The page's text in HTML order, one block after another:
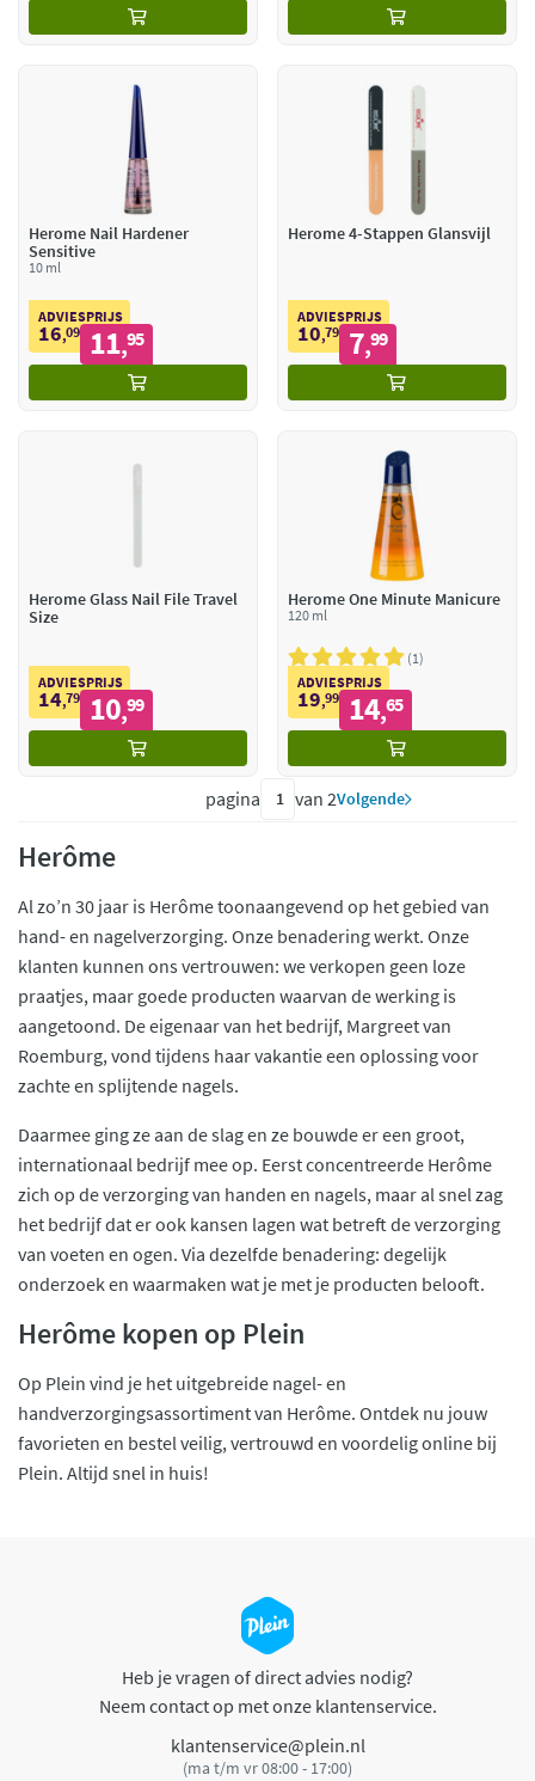
Herome Nail Hardener
Sensitive
10 ml
ADVIESPRIJS
16,09 11,95
Herome 4-Stappen Glansvijl
ADVIESPRIJS
10,79 7,99
Herome Glass Nail File Travel
Size
ADVIESPRIJS
14,79 10,99
Herome One Minute Manicure
120 ml
1
ADVIESPRIJS
19,99 14,65
pagina van 2Volgende
Herôme
Al zo’n 30 jaar is Herôme toonaangevend op het gebied van
hand- en nagelverzorging. Onze benadering werkt. Onze
klanten kunnen ons vertrouwen: we verkopen geen loze
praatjes, maar goede producten waarvan de werking is
aangetoond. De eigenaar van het bedrijf, Margreet van
Roemburg, vond tijdens haar vakantie een oplossing voor
zachte en splijtende nagels.
Daarmee ging ze aan de slag en ze bouwde er een groot,
internationaal bedrijf mee op. Eerst concentreerde Herôme
zich op de verzorging van handen en nagels, maar al snel zag
het bedrijf dat er ook kansen lagen wat betreft de verzorging
van voeten en ogen. Via dezelfde benadering: degelijk
onderzoek en waarmaken wat je met je producten belooft.
Herôme kopen op Plein
Op Plein vind je het uitgebreide nagel- en
handverzorgingsassortiment van Herôme. Ontdek nu jouw
favorieten en bestel veilig, vertrouwd en voordelig online bij
Plein. Altijd snel in huis!
Heb je vragen of direct advies nodig?
Neem contact op met onze klantenservice.
klantenservice@plein.nl
(ma t/m vr 08:00 - 17:00)